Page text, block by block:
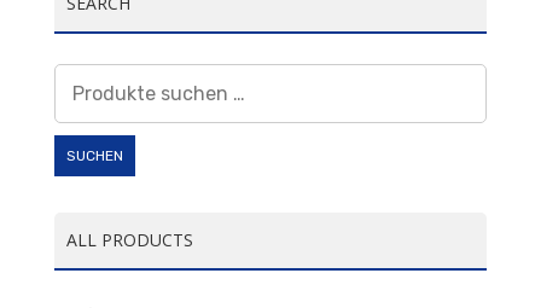
nach:
SUCHEN
ALL PRODUCTS